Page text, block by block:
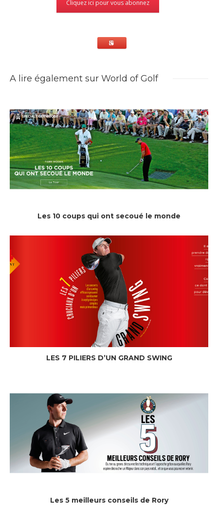
Cliquez ici pour vous abonnez
A lire également sur World of Golf
Les 10 coups qui ont secoué le monde
LES 7 PILIERS D’UN GRAND SWING
Les 5 meilleurs conseils de Rory